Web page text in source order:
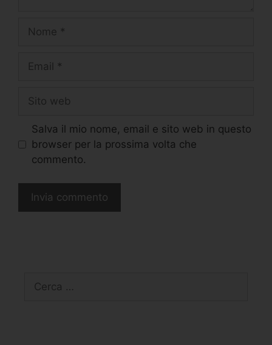
Salva il mio nome, email e sito web in questo
browser per la prossima volta che
commento.